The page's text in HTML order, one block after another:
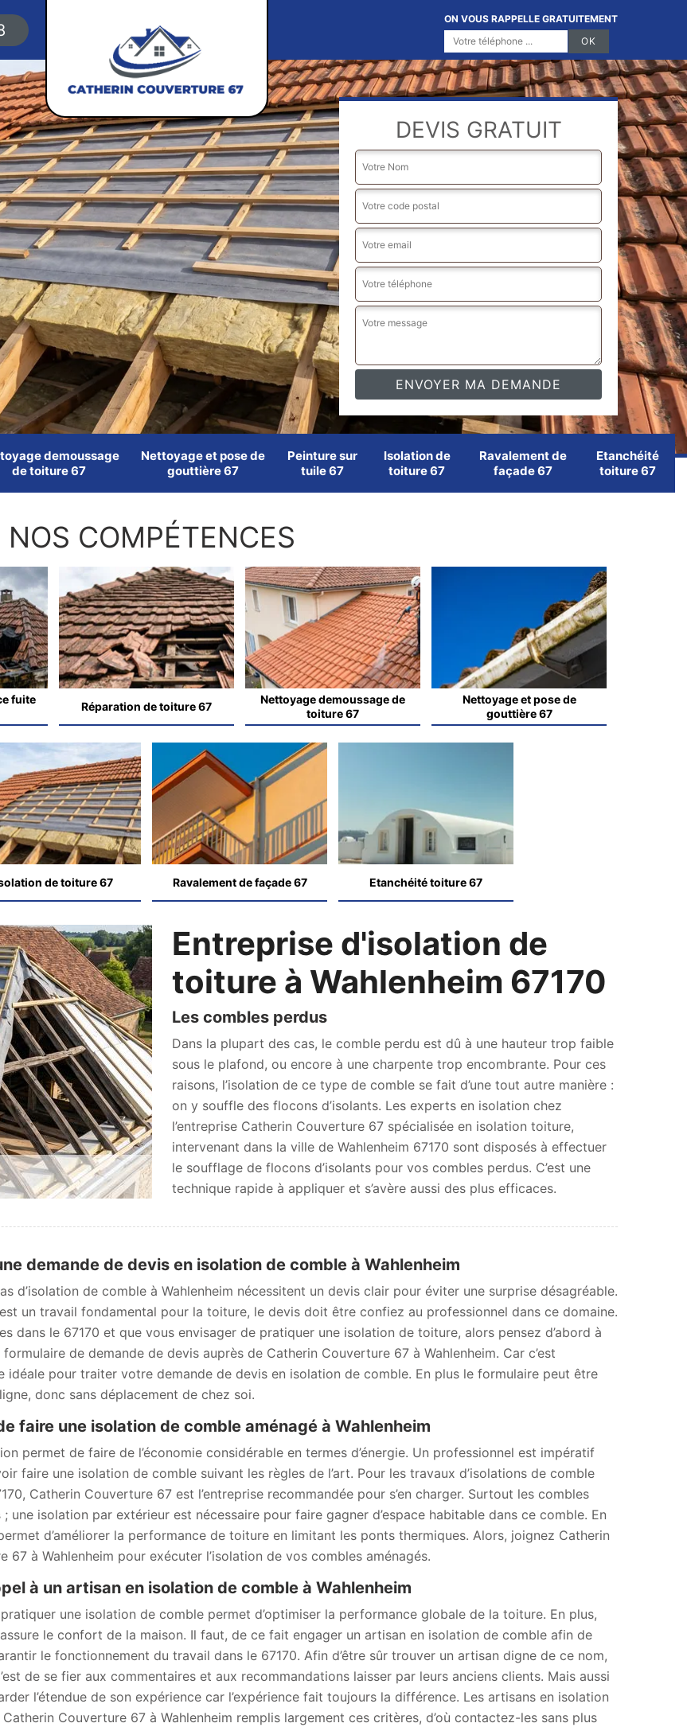
ON VOUS RAPPELLE GRATUITEMENT
DEVIS GRATUIT
demoussage
de toiture 67
Nettoyage et pose de
gouttière 67
Peinture sur
tuile 67
Isolation de
toiture 67
Ravalement de
façade 67
Etanchéité
toiture 67
NOS COMPÉTENCES
fuite
Réparation de toiture 67
Nettoyage demoussage de
toiture 67
Nettoyage et pose de
gouttière 67
de toiture 67 Ravalement de façade 67 Etanchéité toiture 67
Entreprise d'isolation de
toiture à Wahlenheim 67170
Les combles perdus
Dans la plupart des cas, le comble perdu est dû à une hauteur trop faible
sous le plafond, ou encore à une charpente trop encombrante. Pour ces
raisons, l’isolation de ce type de comble se fait d’une tout autre manière :
on y souffle des flocons d’isolants. Les experts en isolation chez
l’entreprise Catherin Couverture 67 spécialisée en isolation toiture,
intervenant dans la ville de Wahlenheim 67170 sont disposés à effectuer
le soufflage de flocons d’isolants pour vos combles perdus. C’est une
technique rapide à appliquer et s’avère aussi des plus efficaces.
demande de devis en isolation de comble à Wahlenheim
d’isolation de comble à Wahlenheim nécessitent un devis clair pour éviter une surprise désagréable.
un travail fondamental pour la toiture, le devis doit être confiez au professionnel dans ce domaine.
dans le 67170 et que vous envisager de pratiquer une isolation de toiture, alors pensez d’abord à
de demande de devis auprès de Catherin Couverture 67 à Wahlenheim. Car c’est
idéale pour traiter votre demande de devis en isolation de comble. En plus le formulaire peut être
donc sans déplacement de chez soi.
faire une isolation de comble aménagé à Wahlenheim
permet de faire de l’économie considérable en termes d’énergie. Un professionnel est impératif
faire une isolation de comble suivant les règles de l’art. Pour les travaux d’isolations de comble
Catherin Couverture 67 est l’entreprise recommandée pour s’en charger. Surtout les combles
; une isolation par extérieur est nécessaire pour faire gagner d’espace habitable dans ce comble. En
d’améliorer la performance de toiture en limitant les ponts thermiques. Alors, joignez Catherin
67 à Wahlenheim pour exécuter l’isolation de vos combles aménagés.
à un artisan en isolation de comble à Wahlenheim
une isolation de comble permet d’optimiser la performance globale de la toiture. En plus,
assure le confort de la maison. Il faut, de ce fait engager un artisan en isolation de comble afin de
le fonctionnement du travail dans le 67170. Afin d’être sûr trouver un artisan digne de ce nom,
de se fier aux commentaires et aux recommandations laisser par leurs anciens clients. Mais aussi
l’étendue de son expérience car l’expérience fait toujours la différence. Les artisans en isolation
Couverture 67 à Wahlenheim remplis largement ces critères, d’où contactez-les sans plus